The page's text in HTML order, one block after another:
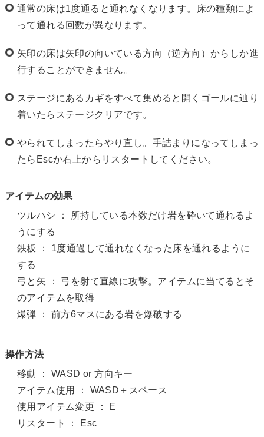
通常の床は1度通ると通れなくなります。床の種類によ
って通れる回数が異なります。
矢印の床は矢印の向いている方向（逆方向）からしか進
行することができません。
ステージにあるカギをすべて集めると開くゴールに辿り
着いたらステージクリアです。
やられてしまったらやり直し。手詰まりになってしまっ
たらEscか右上からリスタートしてください。
アイテムの効果
ツルハシ ： 所持している本数だけ岩を砕いて通れるよ
うにする
鉄板 ： 1度通過して通れなくなった床を通れるように
する
弓と矢 ： 弓を射て直線に攻撃。アイテムに当てるとそ
のアイテムを取得
爆弾 ： 前方6マスにある岩を爆破する
操作方法
移動 ： WASD or 方向キー
アイテム使用 ： WASD＋スペース
使用アイテム変更 ： E
リスタート ： Esc